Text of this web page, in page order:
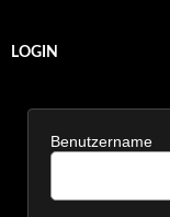
LOGIN
Benutzername